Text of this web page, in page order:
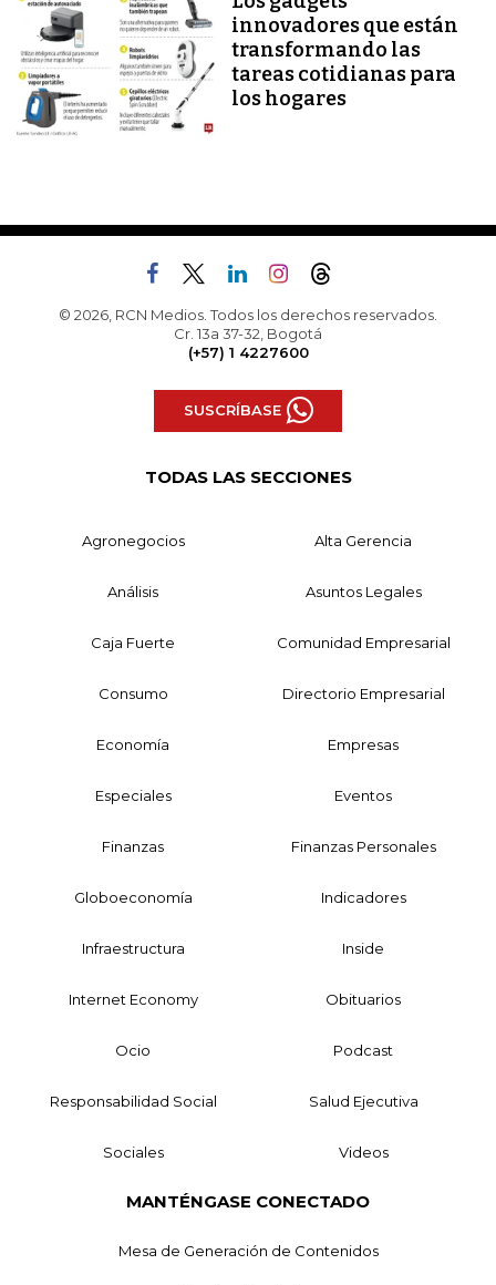
innovadores que están
transformando las
tareas cotidianas para
los hogares
© 2026, RCN Medios. Todos los derechos reservados.
Cr. 13a 37-32, Bogotá
(+57) 1 4227600
SUSCRÍBASE
TODAS LAS SECCIONES
Agronegocios Alta Gerencia
Análisis Asuntos Legales
Caja Fuerte Comunidad Empresarial
Consumo Directorio Empresarial
Economía Empresas
Especiales Eventos
Finanzas Finanzas Personales
Globoeconomía Indicadores
Infraestructura Inside
Internet Economy Obituarios
Ocio Podcast
Responsabilidad Social Salud Ejecutiva
Sociales Videos
MANTÉNGASE CONECTADO
Mesa de Generación de Contenidos